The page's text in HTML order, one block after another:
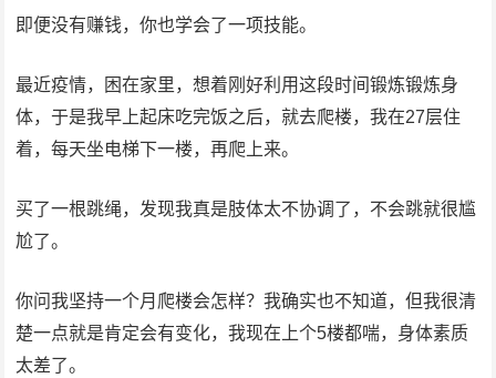
即便没有赚钱，你也学会了一项技能。
最近疫情，困在家里，想着刚好利用这段时间锻炼锻炼身
体，于是我早上起床吃完饭之后，就去爬楼，我在27层住
着，每天坐电梯下一楼，再爬上来。
买了一根跳绳，发现我真是肢体太不协调了，不会跳就很尴
尬了。
你问我坚持一个月爬楼会怎样？我确实也不知道，但我很清
楚一点就是肯定会有变化，我现在上个5楼都喘，身体素质
太差了。